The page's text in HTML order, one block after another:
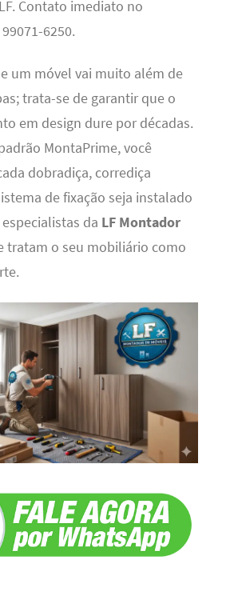
Contato imediato no
6250.
um móvel vai muito além de
trata-se de garantir que o
em design dure por décadas.
MontaPrime, você
dobradiça, corrediça
de fixação seja instalado
da LF Montador
tratam o seu mobiliário como